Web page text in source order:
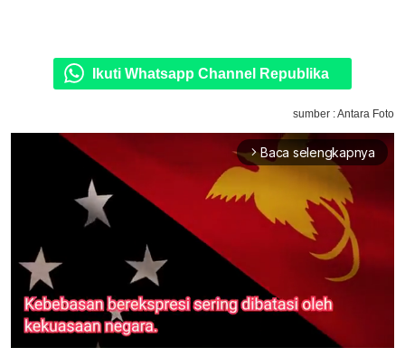
Ikuti Whatsapp Channel Republika
sumber : Antara Foto
arrow_forward_ios Baca selengkapnya